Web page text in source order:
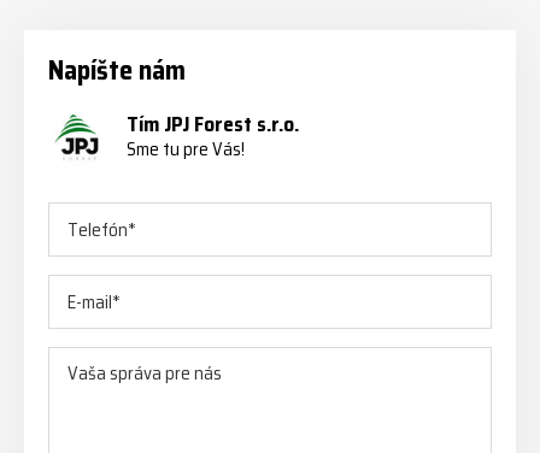
Napíšte nám
Tím JPJ Forest s.r.o.
Sme tu pre Vás!